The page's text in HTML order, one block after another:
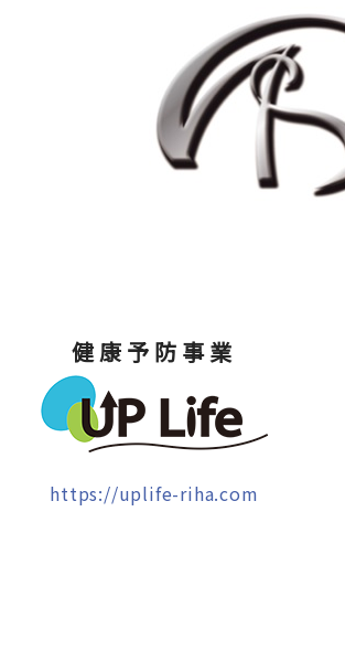
健康予防事業
https://uplife-riha.com